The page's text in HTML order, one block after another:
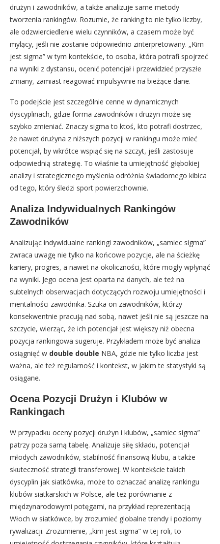
drużyn i zawodników, a także analizuje same metody
tworzenia rankingów. Rozumie, że ranking to nie tylko liczby,
ale odzwierciedlenie wielu czynników, a czasem może być
mylący, jeśli nie zostanie odpowiednio zinterpretowany. „Kim
jest sigma” w tym kontekście, to osoba, która potrafi spojrzeć
na wyniki z dystansu, ocenić potencjał i przewidzieć przyszłe
zmiany, zamiast reagować impulsywnie na bieżące dane.
To podejście jest szczególnie cenne w dynamicznych
dyscyplinach, gdzie forma zawodników i drużyn może się
szybko zmieniać. Znaczy sigma to ktoś, kto potrafi dostrzec,
że nawet drużyna z niższych pozycji w rankingu może mieć
potencjał, by wkrótce wspiąć się na szczyt, jeśli zastosuje
odpowiednią strategię. To właśnie ta umiejętność głębokiej
analizy i strategicznego myślenia odróżnia świadomego kibica
od tego, który śledzi sport powierzchownie.
Analiza Indywidualnych Rankingów
Zawodników
Analizując indywidualne rankingi zawodników, „samiec sigma”
zwraca uwagę nie tylko na końcowe pozycje, ale na ścieżkę
kariery, progres, a nawet na okoliczności, które mogły wpłynąć
na wyniki. Jego ocena jest oparta na danych, ale też na
subtelnych obserwacjach dotyczących rozwoju umiejętności i
mentalności zawodnika. Szuka on zawodników, którzy
konsekwentnie pracują nad sobą, nawet jeśli nie są jeszcze na
szczycie, wierząc, że ich potencjał jest większy niż obecna
pozycja rankingowa sugeruje. Przykładem może być analiza
osiągnięć w double double NBA, gdzie nie tylko liczba jest
ważna, ale też regularność i kontekst, w jakim te statystyki są
osiągane.
Ocena Pozycji Drużyn i Klubów w
Rankingach
W przypadku oceny pozycji drużyn i klubów, „samiec sigma”
patrzy poza samą tabelę. Analizuje siłę składu, potencjał
młodych zawodników, stabilność finansową klubu, a także
skuteczność strategii transferowej. W kontekście takich
dyscyplin jak siatkówka, może to oznaczać analizę rankingu
klubów siatkarskich w Polsce, ale też porównanie z
międzynarodowymi potęgami, na przykład reprezentacją
Włoch w siatkówce, by zrozumieć globalne trendy i poziomy
rywalizacji. Zrozumienie, „kim jest sigma” w tej roli, to